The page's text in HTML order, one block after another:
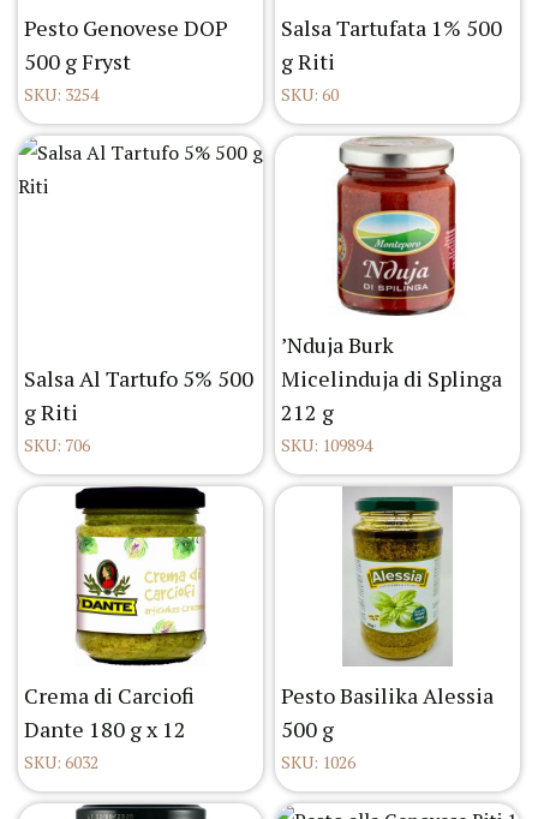
Pesto Genovese DOP
500 g Fryst
SKU: 3254
Salsa Tartufata 1% 500
g Riti
SKU: 60
Salsa Al Tartufo 5% 500
g Riti
SKU: 706
’Nduja Burk
Micelinduja di Splinga
212 g
SKU: 109894
Crema di Carciofi
Dante 180 g x 12
SKU: 6032
Pesto Basilika Alessia
500 g
SKU: 1026